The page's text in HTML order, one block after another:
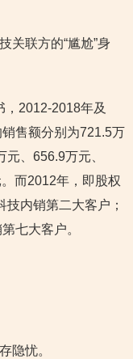
关联方的“尴尬”身
2012-2018年及
售额分别为721.5万
、656.9万元、
而2012年，即股权
技内销第二大客户；
七大客户。
隐忧。